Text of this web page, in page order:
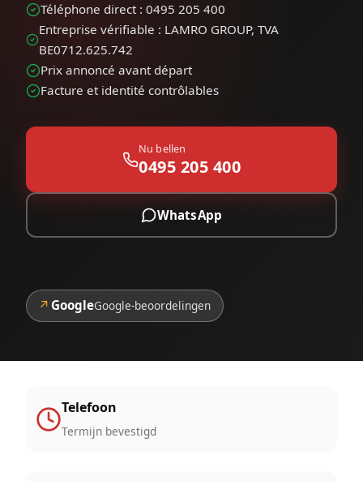
Téléphone direct : 0495 205 400
Entreprise vérifiable : LAMRO GROUP, TVA
BE0712.625.742
Prix annoncé avant départ
Facture et identité contrôlables
Nu bellen
0495 205 400
WhatsApp
↗ GoogleGoogle-beoordelingen
Telefoon
Termijn bevestigd